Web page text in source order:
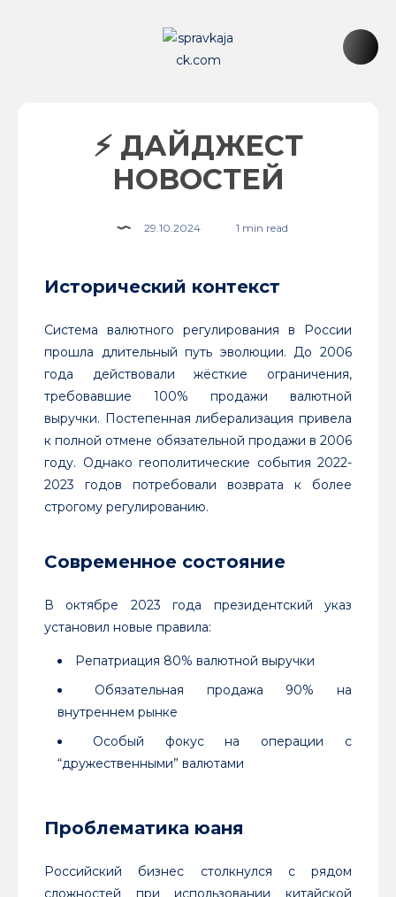
⚡️ ДАЙДЖЕСТ
НОВОСТЕЙ
29.10.2024 1 min read
Исторический контекст
Система валютного регулирования в России
прошла длительный путь эволюции. До 2006
года действовали жёсткие ограничения,
требовавшие 100% продажи валютной
выручки. Постепенная либерализация привела
к полной отмене обязательной продажи в 2006
году. Однако геополитические события 2022-
2023 годов потребовали возврата к более
строгому регулированию.
Современное состояние
В октябре 2023 года президентский указ
установил новые правила:
Репатриация 80% валютной выручки
Обязательная продажа 90% на
внутреннем рынке
Особый фокус на операции с
“дружественными” валютами
Проблематика юаня
Российский бизнес столкнулся с рядом
сложностей при использовании китайской